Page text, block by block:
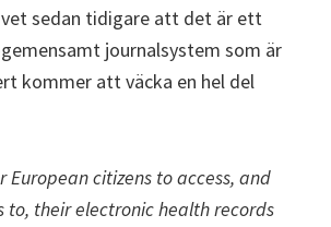
vet sedan tidigare att det är ett
journalsystem som är
kommer att väcka en hel del
European citizens to access, and
to, their electronic health records